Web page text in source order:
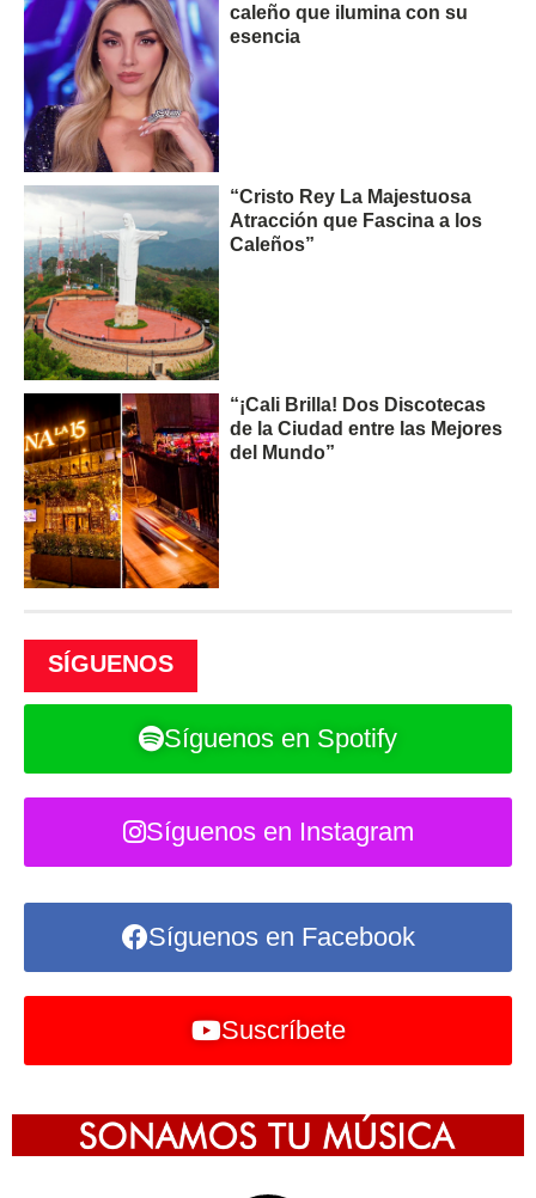
caleño que ilumina con su
esencia
“Cristo Rey La Majestuosa
Atracción que Fascina a los
Caleños”
“¡Cali Brilla! Dos Discotecas
de la Ciudad entre las Mejores
del Mundo”
SÍGUENOS
Síguenos en Spotify
Síguenos en Instagram
Síguenos en Facebook
Suscríbete